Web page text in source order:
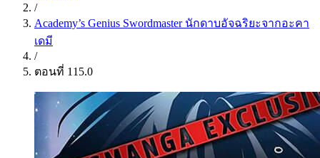
/
Academy’s Genius Swordmaster นักดาบอัจฉริยะจากอะคา
เดมี
/
ตอนที่ 115.0